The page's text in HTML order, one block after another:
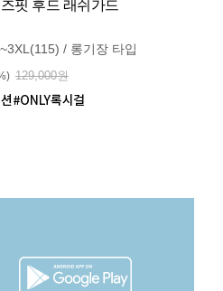
핏 후드 래쉬가드
/ 롱기장 타입
129,000원